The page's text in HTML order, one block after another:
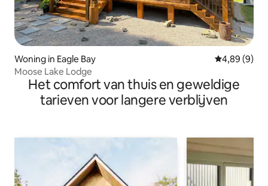
Woning in Eagle Bay Gemiddelde
4,89 (9)
Moose Lake Lodge
Het comfort van thuis en geweldige
tarieven voor langere verblijven